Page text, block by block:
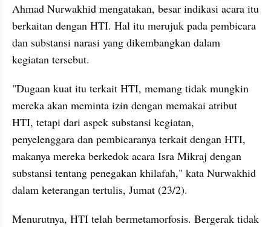
Ahmad Nurwakhid mengatakan, besar indikasi acara itu
berkaitan dengan HTI. Hal itu merujuk pada pembicara
dan substansi narasi yang dikembangkan dalam
kegiatan tersebut.
"Dugaan kuat itu terkait HTI, memang tidak mungkin
mereka akan meminta izin dengan memakai atribut
HTI, tetapi dari aspek substansi kegiatan,
penyelenggara dan pembicaranya terkait dengan HTI,
makanya mereka berkedok acara Isra Mikraj dengan
substansi tentang penegakan khilafah," kata Nurwakhid
dalam keterangan tertulis, Jumat (23/2).
Menurutnya, HTI telah bermetamorfosis. Bergerak tidak